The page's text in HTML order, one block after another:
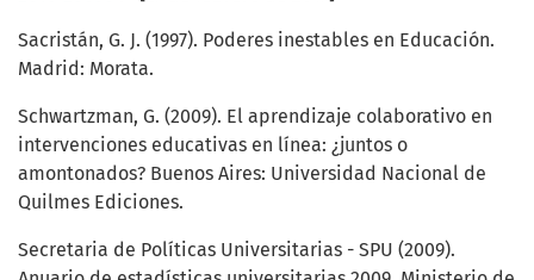
Sacristán, G. J. (1997). Poderes inestables en Educación.
Madrid: Morata.
Schwartzman, G. (2009). El aprendizaje colaborativo en
intervenciones educativas en línea: ¿juntos o
amontonados? Buenos Aires: Universidad Nacional de
Quilmes Ediciones.
Secretaria de Políticas Universitarias - SPU (2009).